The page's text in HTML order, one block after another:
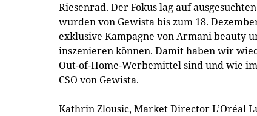
Riesenrad. Der Fokus lag auf
wurden von Gewista bis zum 18.
exklusive Kampagne von Armani beauty
inszenieren können. Damit haben wir
Out-of-Home-Werbemittel sind und wie
CSO von Gewista.
Kathrin Zlousic, Market Director L’Oréal